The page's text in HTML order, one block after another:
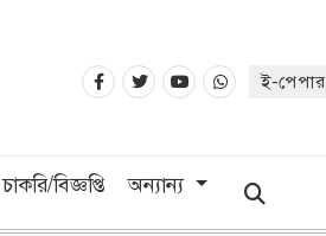
ই-পেপার
চাকরি/বিজ্ঞপ্তি অন্যান্য